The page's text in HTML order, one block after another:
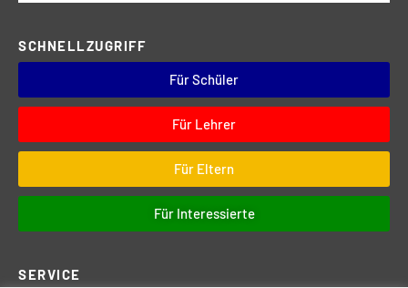
SCHNELLZUGRIFF
Für Schüler
Für Lehrer
Für Eltern
Für Interessierte
SERVICE